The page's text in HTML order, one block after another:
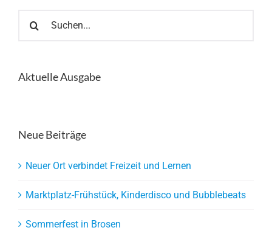
nach:
Aktuelle Ausgabe
Neue Beiträge
Neuer Ort verbindet Freizeit und Lernen
Marktplatz-Frühstück, Kinderdisco und Bubblebeats
Sommerfest in Brosen